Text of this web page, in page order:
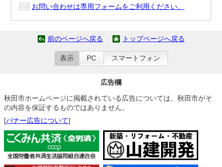
お問い合わせは専用フォームをご利用ください。
前のページへ戻る トップページへ戻る
表示 PC スマートフォン
広告欄
秋田市ホームページに掲載されている広告については、秋田市がそ
の内容を保証するものではありません。
[バナー広告について]